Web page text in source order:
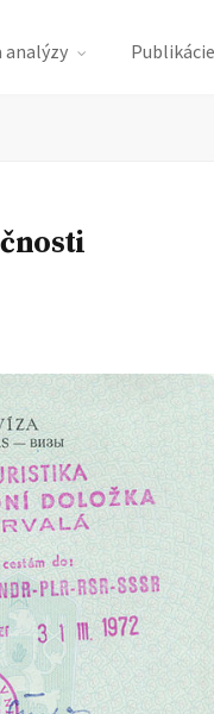
analýzy Publikácie